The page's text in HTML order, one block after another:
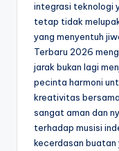
integrasi teknologi
tetap tidak
yang menyentuh
Terbaru 2026
jarak bukan lagi
pecinta harmoni
kreativitas
sangat aman dan
terhadap musisi
kecerdasan buatan